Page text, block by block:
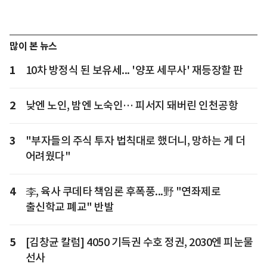
많이 본 뉴스
1 10차 방정식 된 보유세... '양포 세무사' 재등장할 판
2 낮엔 노인, 밤엔 노숙인… 피서지 돼버린 인천공항
3
"부자들의 주식 투자 법칙대로 했더니, 망하는 게 더
어려웠다"
4
李, 육사 쿠데타 책임론 후폭풍...野 "연좌제로
출신학교 폐교" 반발
5
[김창균 칼럼] 4050 기득권 수호 정권, 2030엔 피눈물
선사